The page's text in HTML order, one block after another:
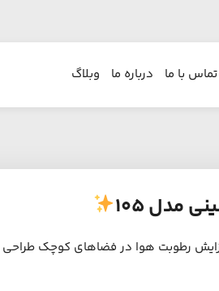
تماس با ما درباره ما وبلاگ
مدل 105
رطوبت هوا در فضاهای کوچک طراحی